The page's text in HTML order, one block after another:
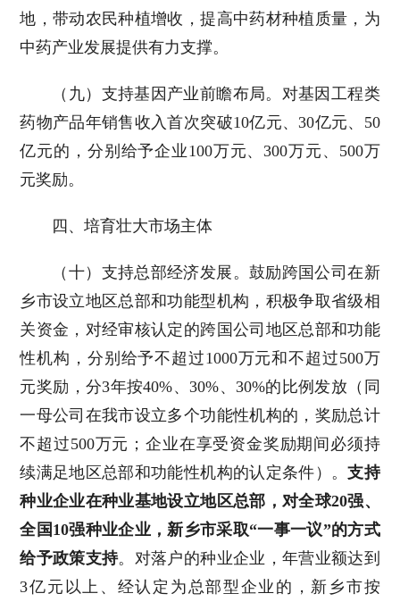
地，带动农民种植增收，提高中药材种植质量，为
中药产业发展提供有力支撑。
（九）支持基因产业前瞻布局。对基因工程类
药物产品年销售收入首次突破10亿元、30亿元、50
亿元的，分别给予企业100万元、300万元、500万
元奖励。
四、培育壮大市场主体
（十）支持总部经济发展。鼓励跨国公司在新
乡市设立地区总部和功能型机构，积极争取省级相
关资金，对经审核认定的跨国公司地区总部和功能
性机构，分别给予不超过1000万元和不超过500万
元奖励，分3年按40%、30%、30%的比例发放（同
一母公司在我市设立多个功能性机构的，奖励总计
不超过500万元；企业在享受资金奖励期间必须持
续满足地区总部和功能性机构的认定条件）。支持
种业企业在种业基地设立地区总部，对全球20强、
全国10强种业企业，新乡市采取“一事一议”的方式
给予政策支持。对落户的种业企业，年营业额达到
3亿元以上、经认定为总部型企业的，新乡市按